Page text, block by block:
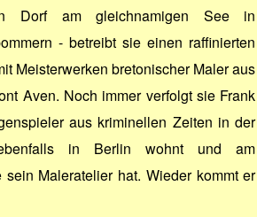
Dorf am gleichnamigen See in
- betreibt sie einen raffinierten
Meisterwerken bretonischer Maler aus
Aven. Noch immer verfolgt sie Frank
aus kriminellen Zeiten in der
in Berlin wohnt und am
sein Maleratelier hat. Wieder kommt er